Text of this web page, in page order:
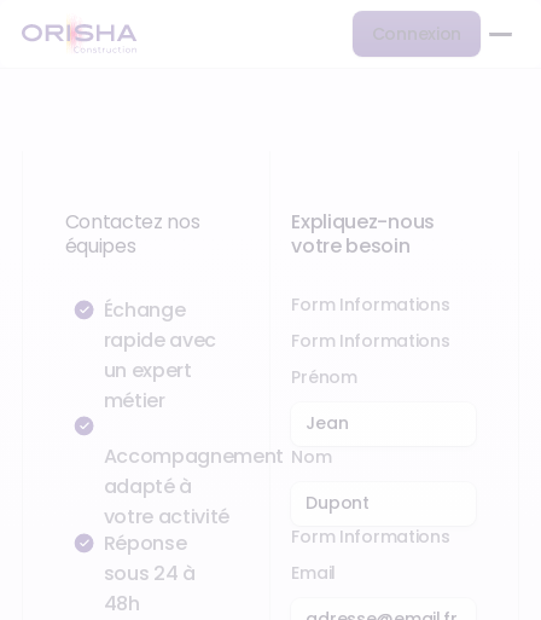
Connexion
Contactez nos
équipes
Échange
rapide avec
un expert
métier
Accompagnement
adapté à
votre activité
Réponse
sous 24 à
48h
Expliquez-nous
votre besoin
Form Informations
Form Informations
Prénom
Nom
Form Informations
Email